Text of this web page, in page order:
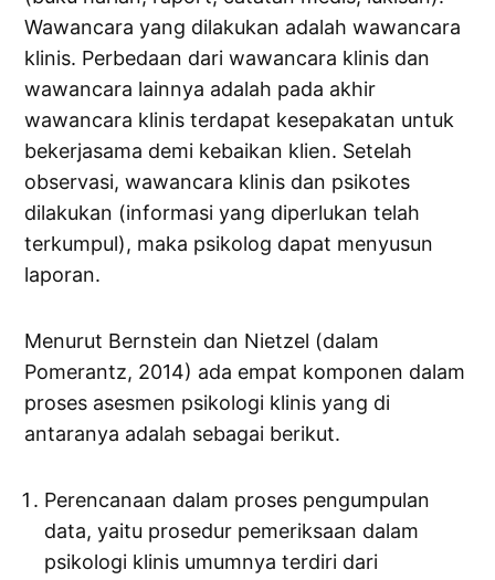
Wawancara yang dilakukan adalah wawancara
klinis. Perbedaan dari wawancara klinis dan
wawancara lainnya adalah pada akhir
wawancara klinis terdapat kesepakatan untuk
bekerjasama demi kebaikan klien. Setelah
observasi, wawancara klinis dan psikotes
dilakukan (informasi yang diperlukan telah
terkumpul), maka psikolog dapat menyusun
laporan.
Menurut Bernstein dan Nietzel (dalam
Pomerantz, 2014) ada empat komponen dalam
proses asesmen psikologi klinis yang di
antaranya adalah sebagai berikut.
Perencanaan dalam proses pengumpulan
data, yaitu prosedur pemeriksaan dalam
psikologi klinis umumnya terdiri dari